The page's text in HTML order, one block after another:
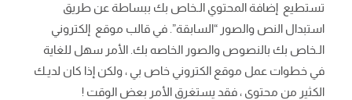
تستطيع إضافة المحتوي الـخاص بك ببساطة عن طريق
استبدال النص والصور “السابقة”. في قالب موقع إلكتروني
الـخاص بك بالنصوص والصور الخاصه بك. الأمر سهل للغاية
في خطوات عمل موقع الكتروني خاص بي ، ولكن إذا كان لديـك
الكثير من محتوى ، فقد يستغرق الأمر بعض الوقت !